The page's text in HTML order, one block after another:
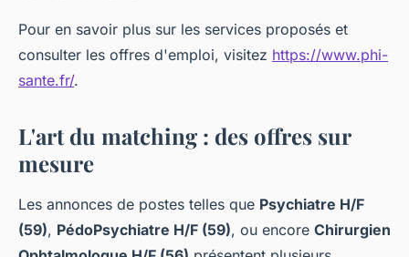
Pour en savoir plus sur les services proposés et
consulter les offres d'emploi, visitez https://www.phi-
sante.fr/.
L'art du matching : des offres sur
mesure
Les annonces de postes telles que Psychiatre H/F
(59), PédoPsychiatre H/F (59), ou encore Chirurgien